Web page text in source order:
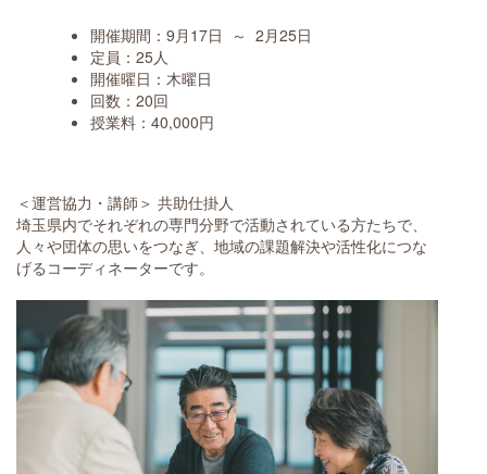
開催期間：9月17日 ～ 2月25日
定員：25人
開催曜日：木曜日
回数：20回
授業料：40,000円
＜運営協力・講師＞ 共助仕掛人
埼玉県内でそれぞれの専門分野で活動されている方たちで、
人々や団体の思いをつなぎ、地域の課題解決や活性化につな
げるコーディネーターです。